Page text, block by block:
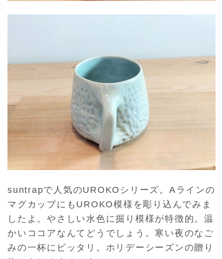
suntrapで人気のUROKOシリーズ。 Aラインの
マグカップにもUROKO模様を彫り込んでみま
したよ 。やさしい水色に掘り模様が特徴的。温
かいココアなんてどうでしょう。 寒い夜のなご
みの一杯にピッタリ。 ホリデーシーズンの贈り